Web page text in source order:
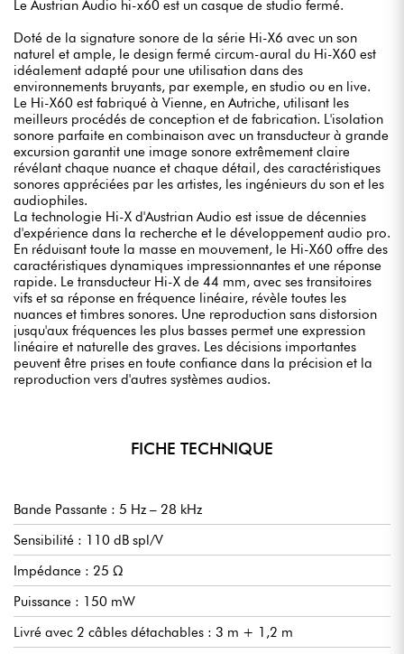
Le Austrian Audio hi-x60 est un casque de studio fermé.
Doté de la signature sonore de la série Hi-X6 avec un son
naturel et ample, le design fermé circum-aural du Hi-X60 est
idéalement adapté pour une utilisation dans des
environnements bruyants, par exemple, en studio ou en live.
Le Hi-X60 est fabriqué à Vienne, en Autriche, utilisant les
meilleurs procédés de conception et de fabrication. L'isolation
sonore parfaite en combinaison avec un transducteur à grande
excursion garantit une image sonore extrêmement claire
révélant chaque nuance et chaque détail, des caractéristiques
sonores appréciées par les artistes, les ingénieurs du son et les
audiophiles.
La technologie Hi-X d'Austrian Audio est issue de décennies
d'expérience dans la recherche et le développement audio pro.
En réduisant toute la masse en mouvement, le Hi-X60 offre des
caractéristiques dynamiques impressionnantes et une réponse
rapide. Le transducteur Hi-X de 44 mm, avec ses transitoires
vifs et sa réponse en fréquence linéaire, révèle toutes les
nuances et timbres sonores. Une reproduction sans distorsion
jusqu'aux fréquences les plus basses permet une expression
linéaire et naturelle des graves. Les décisions importantes
peuvent être prises en toute confiance dans la précision et la
reproduction vers d'autres systèmes audios.
FICHE TECHNIQUE
Bande Passante : 5 Hz – 28 kHz
Sensibilité : 110 dB spl/V
Impédance : 25 Ω
Puissance : 150 mW
Livré avec 2 câbles détachables : 3 m + 1,2 m